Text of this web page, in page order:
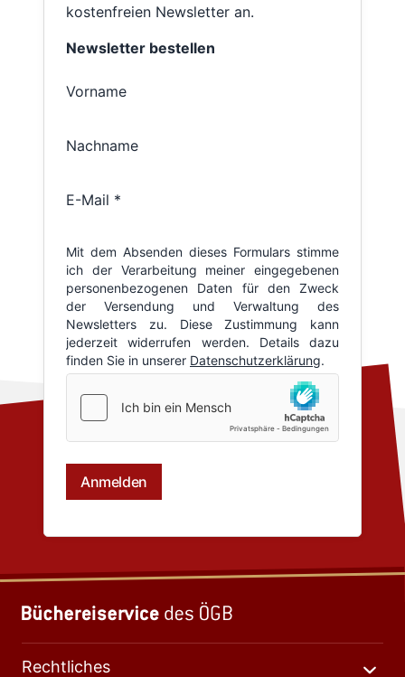
kostenfreien Newsletter an.
Rechtliches